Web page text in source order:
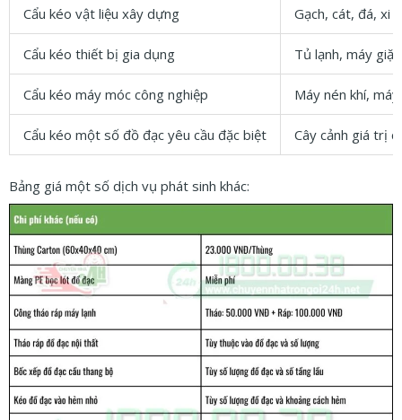
Cẩu kéo vật liệu xây dựng Gạch, cát, đá, xi
Cẩu kéo thiết bị gia dụng Tủ lạnh, máy
Cẩu kéo máy móc công nghiệp Máy nén khí,
Cẩu kéo một số đồ đạc yêu cầu đặc biệt Cây cảnh giá trị
Bảng giá một số dịch vụ phát sinh khác: